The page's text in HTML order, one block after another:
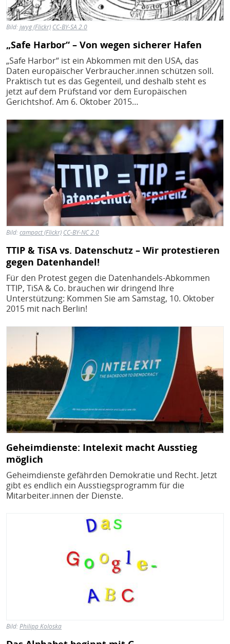
Bild:jwyg (Flickr) CC-BY-SA 2.0
„Safe Harbor“ – Von wegen sicherer Hafen
„Safe Harbor“ ist ein Abkommen mit den USA, das
Daten europäischer Verbraucher.innen schützen soll.
Praktisch tut es das Gegenteil, und deshalb steht es
jetzt auf dem Prüfstand vor dem Europäischen
Gerichtshof. Am 6. Oktober 2015…
Bild
Bild:campact (Flickr) CC-BY-NC 2.0
TTIP & TiSA vs. Datenschutz – Wir protestieren
gegen Datenhandel!
Für den Protest gegen die Datenhandels-Abkommen
TTIP, TiSA & Co. brauchen wir dringend Ihre
Unterstützung: Kommen Sie am Samstag, 10. Oktober
2015 mit nach Berlin!
Bild
Geheimdienste: Intelexit macht Ausstieg
möglich
Geheimdienste gefährden Demokratie und Recht. Jetzt
gibt es endlich ein Ausstiegsprogramm für die
Mitarbeiter.innen der Dienste.
Bild:Philipp Koloska